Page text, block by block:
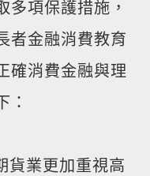
多項保護措施，
者金融消費教育
確消費金融與理
：
貨業更加重視高